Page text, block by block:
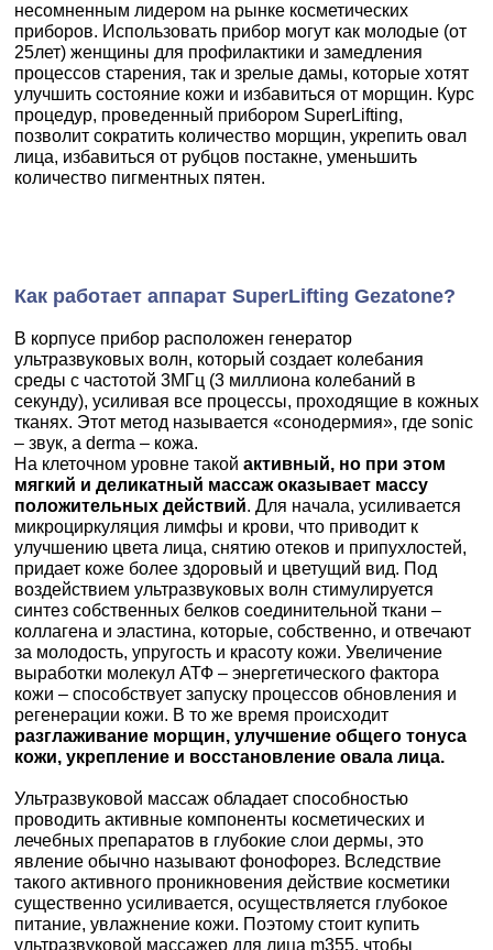
несомненным лидером на рынке косметических
приборов. Использовать прибор могут как молодые (от
25лет) женщины для профилактики и замедления
процессов старения, так и зрелые дамы, которые хотят
улучшить состояние кожи и избавиться от морщин. Курс
процедур, проведенный прибором SuperLifting,
позволит сократить количество морщин, укрепить овал
лица, избавиться от рубцов постакне, уменьшить
количество пигментных пятен.
Как работает аппарат SuperLifting Gezatone?
В корпусе прибор расположен генератор
ультразвуковых волн, который создает колебания
среды с частотой 3МГц (3 миллиона колебаний в
секунду), усиливая все процессы, проходящие в кожных
тканях. Этот метод называется «сонодермия», где sonic
– звук, а derma – кожа.
На клеточном уровне такой активный, но при этом
мягкий и деликатный массаж оказывает массу
положительных действий. Для начала, усиливается
микроциркуляция лимфы и крови, что приводит к
улучшению цвета лица, снятию отеков и припухлостей,
придает коже более здоровый и цветущий вид. Под
воздействием ультразвуковых волн стимулируется
синтез собственных белков соединительной ткани –
коллагена и эластина, которые, собственно, и отвечают
за молодость, упругость и красоту кожи. Увеличение
выработки молекул АТФ – энергетического фактора
кожи – способствует запуску процессов обновления и
регенерации кожи. В то же время происходит
разглаживание морщин, улучшение общего тонуса
кожи, укрепление и восстановление овала лица.
Ультразвуковой массаж обладает способностью
проводить активные компоненты косметических и
лечебных препаратов в глубокие слои дермы, это
явление обычно называют фонофорез. Вследствие
такого активного проникновения действие косметики
существенно усиливается, осуществляется глубокое
питание, увлажнение кожи. Поэтому стоит купить
ультразвуковой массажер для лица m355, чтобы